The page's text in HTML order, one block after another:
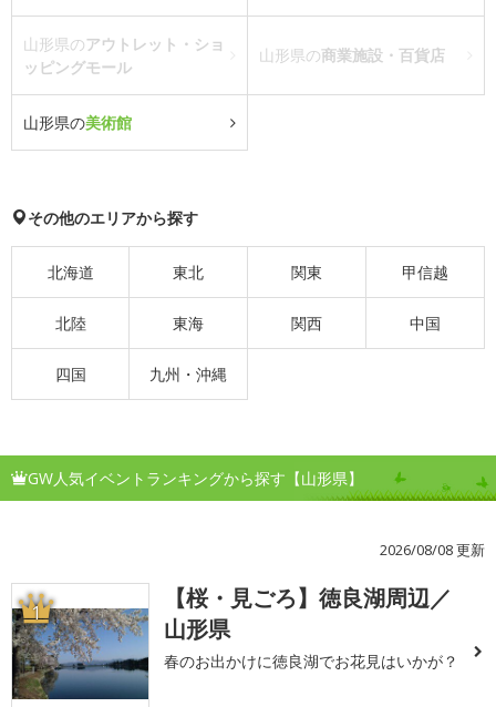
山形県のアウトレット・ショ
ッピングモール
山形県の商業施設・百貨店
山形県の美術館
その他のエリアから探す
北海道 東北 関東 甲信越
北陸 東海 関西 中国
四国 九州・沖縄
GW人気イベントランキングから探す【山形県】
2026/08/08 更新
1
【桜・見ごろ】徳良湖周辺／
山形県
春のお出かけに徳良湖でお花見はいかが？